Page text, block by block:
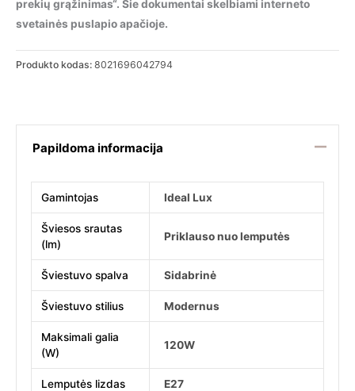
ARGENTO,
042794
prekių grąžinimas“. Šie dokumentai skelbiami interneto
svetainės puslapio apačioje.
Produkto kodas: 8021696042794
Papildoma informacija
Gamintojas Ideal Lux
Šviesos srautas
(lm)
Priklauso nuo lemputės
Šviestuvo spalva Sidabrinė
Šviestuvo stilius Modernus
Maksimali galia
(W)
120W
Lemputės lizdas E27